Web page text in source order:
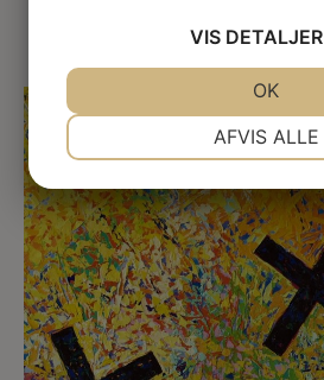
VIS DETALJER
MARKETING
AFVIS ALLE
OK